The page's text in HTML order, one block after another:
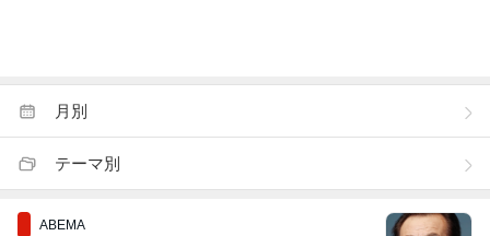
月別
テーマ別
ABEMA